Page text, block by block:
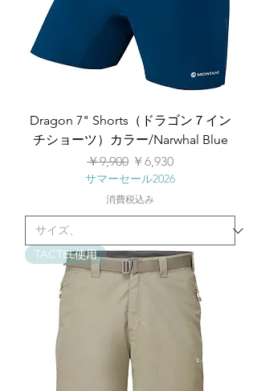
Dragon 7" Shorts（ドラゴン７イン
チショーツ）カラー/Narwhal Blue
通常価格
￥9,900 セール価格
￥6,930
サマーセール2026
消費税込み
TACTEL使用